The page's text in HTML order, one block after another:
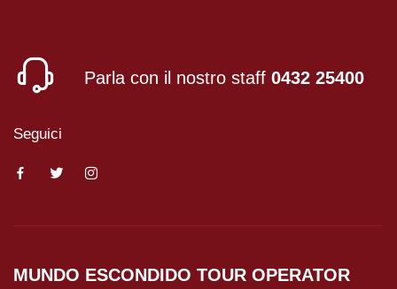
Parla con il nostro staff 0432 25400
Seguici
MUNDO ESCONDIDO TOUR OPERATOR